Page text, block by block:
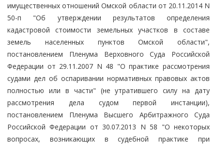
имущественных отношений Омской области от 20.11.2014 N
50-п "Об утверждении результатов определения
кадастровой стоимости земельных участков в составе
земель населенных пунктов Омской области",
постановлением Пленума Верховного Суда Российской
Федерации от 29.11.2007 N 48 "О практике рассмотрения
судами дел об оспаривании нормативных правовых актов
полностью или в части" (не утратившего силу на дату
рассмотрения дела судом первой инстанции),
постановлением Пленума Высшего Арбитражного Суда
Российской Федерации от 30.07.2013 N 58 "О некоторых
вопросах, возникающих в судебной практике при